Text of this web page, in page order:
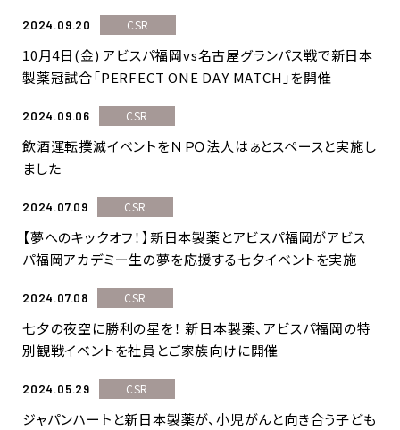
2024.09.20 CSR
10月4日(金) アビスパ福岡vs名古屋グランパス戦で新日本
製薬冠試合「PERFECT ONE DAY MATCH」を開催
2024.09.06 CSR
飲酒運転撲滅イベントをＮＰＯ法人はぁとスペースと実施し
ました
2024.07.09 CSR
【夢へのキックオフ！】新日本製薬とアビスパ福岡がアビス
パ福岡アカデミー生の夢を応援する七夕イベントを実施
2024.07.08 CSR
七夕の夜空に勝利の星を！ 新日本製薬、アビスパ福岡の特
別観戦イベントを社員とご家族向けに開催
2024.05.29 CSR
ジャパンハートと新日本製薬が、小児がんと向き合う子ども